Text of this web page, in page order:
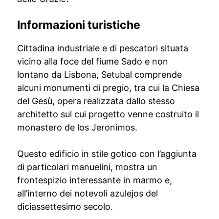
Informazioni turistiche
Cittadina industriale e di pescatori situata
vicino alla foce del fiume Sado e non
lontano da Lisbona, Setubal comprende
alcuni monumenti di pregio, tra cui la Chiesa
del Gesù, opera realizzata dallo stesso
architetto sul cui progetto venne costruito il
monastero de los Jeronimos.
Questo edificio in stile gotico con l’aggiunta
di particolari manuelini, mostra un
frontespizio interessante in marmo e,
all’interno dei notevoli azulejos del
diciassettesimo secolo.